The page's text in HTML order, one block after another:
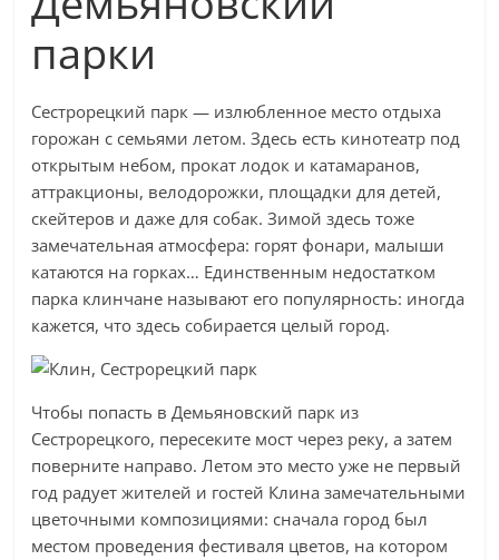
парки
Сестрорецкий парк — излюбленное место отдыха
горожан с семьями летом. Здесь есть кинотеатр под
открытым небом, прокат лодок и катамаранов,
аттракционы, велодорожки, площадки для детей,
скейтеров и даже для собак. Зимой здесь тоже
замечательная атмосфера: горят фонари, малыши
катаются на горках… Единственным недостатком
парка клинчане называют его популярность: иногда
кажется, что здесь собирается целый город.
Чтобы попасть в Демьяновский парк из
Сестрорецкого, пересеките мост через реку, а затем
поверните направо. Летом это место уже не первый
год радует жителей и гостей Клина замечательными
цветочными композициями: сначала город был
местом проведения фестиваля цветов, на котором